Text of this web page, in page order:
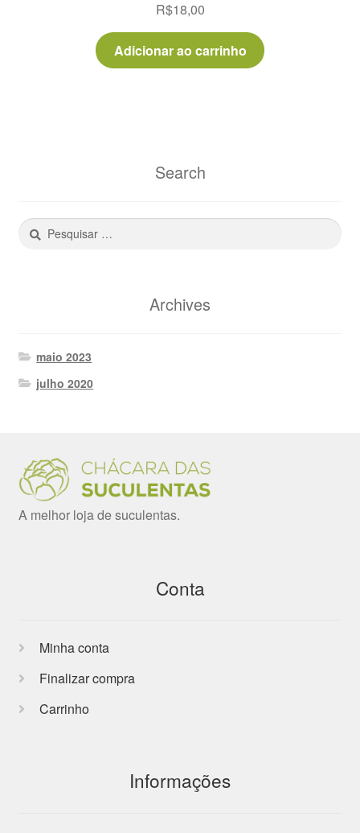
5.00 de 5
R$18,00
Adicionar ao carrinho
Search
Pesquisar
por:
Archives
maio 2023
julho 2020
A melhor loja de suculentas.
Conta
Minha conta
Finalizar compra
Carrinho
Informações